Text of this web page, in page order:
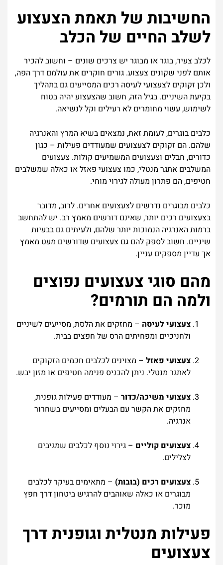
החשיבות של תאמת הצעצוע
לשלב החיים של הכלב
לכלב צעיר, בוגר או מבוגר יש צרכים שונים – וחשוב להכיר
אותם לפני שקונים צעצוע. גורים חוקרים את עולמם דרך הפה,
ולכן זקוקים לצעצועי לעיסה רכים המסייעים גם בתהליך
בקיעת השיניים. בגיל הזה, חשוב שהצעצוע יהיה בטוח
לשימוש, עשוי מחומרים לא רעילים וקל לנשיאה.
כלבים בוגרים, לעומת זאת, נמצאים בשיא המרץ והאנרגיה
שלהם. הם זקוקים לצעצועים שמעודדים פעילות – כגון
כדורים, חבלים וצעצועים המשמיעים קולות. צעצועים
המשלבים אתגר מנטלי, כמו צעצועי פאזל או כאלה שמשלבים
חטיפים, הם פתרון מעולה לגירוי מוחי.
כלבים מבוגרים נדרשים לצעצועים אחרים. לרוב, מדובר
בצעצועים רכים יותר, שאינם דורשים מאמץ רב. יש להתחשב
ברמות האנרגיה הנמוכות יותר שלהם, ולעיתים גם בבעיות
שיניים. חשוב לספק להם גם צעצועים שדורשים מעט מאמץ
אך עדיין מספקים עניין.
מהם סוגי צעצועים נפוצים
ולמה הם תורמים?
צעצועי לעיסה – מחזקים את הלסת, מסייעים לשיניים
ולחניכיים ומפחיתים הרס של חפצים בבית.
צעצועי פאזל – מצוינים לכלבים חכמים הזקוקים
לאתגר מנטלי. ניתן להכניס פנימה חטיפים או מזון יבש.
צעצועי משיכה/כדור – מעודדים פעילות גופנית,
מחזקים את הקשר עם הבעלים ומסייעים בשחרור
אנרגיה.
צעצועים קוליים – גירוי נוסף לכלבים שמגיבים
לצלילים.
צעצועים רכים (בובות) – מתאימים בעיקר לכלבים
מבוגרים או כאלה שאוהבים להרגיש ביטחון דרך חפץ
מוכר.
פעילות מנטלית וגופנית דרך
צעצועים